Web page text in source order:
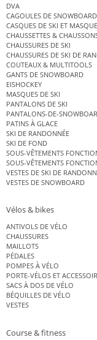
DVA
CAGOULES DE SNOWBOARD
CASQUES DE SKI ET
CHAUSSETTES &
CHAUSSURES DE SKI
CHAUSSURES DE SKI DE
COUTEAUX & MULTITOOLS
GANTS DE SNOWBOARD
EISHOCKEY
MASQUES DE SKI
PANTALONS DE SKI
PANTALONS-DE-
PATINS À GLACE
SKI DE RANDONNÉE
SKI DE FOND
SOUS-VÊTEMENTS
SOUS-VÊTEMENTS
VESTES DE SKI DE
VESTES DE SNOWBOARD
Vélos & bikes
ANTIVOLS DE VÉLO
CHAUSSURES
MAILLOTS
PÉDALES
POMPES À VÉLO
PORTE-VÉLOS ET
SACS À DOS DE VÉLO
BÉQUILLES DE VÉLO
VESTES
Course & fitness